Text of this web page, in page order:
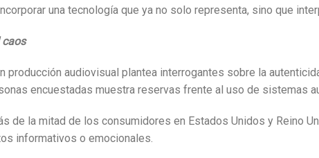
una tecnología que ya no solo representa, sino que
caos
producción audiovisual plantea interrogantes sobre la
encuestadas muestra reservas frente al uso de sistemas
de la mitad de los consumidores en Estados Unidos y Reino
informativos o emocionales.